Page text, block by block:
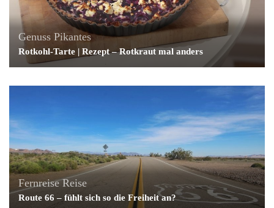
Genuss Pikantes
Rotkohl-Tarte | Rezept – Rotkraut mal anders
Fernreise Reise
Route 66 – fühlt sich so die Freiheit an?